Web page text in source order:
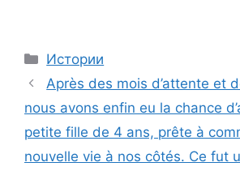
Categories
Истории
Après des mois d’attente et
nous avons enfin eu la chance
petite fille de 4 ans, prête à
nouvelle vie à nos côtés. Ce fut